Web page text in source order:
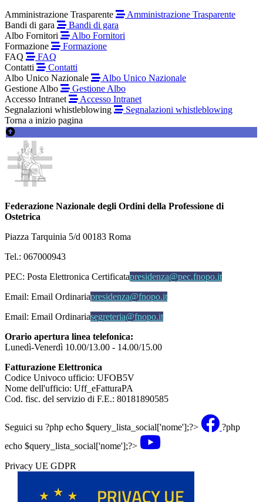
Amministrazione Trasparente
Amministrazione Trasparente
Bandi di gara
Bandi di gara
Albo Fornitori
Albo Fornitori
Formazione
Formazione
FAQ
FAQ
Contatti
Contatti
Albo Unico Nazionale
Albo Unico Nazionale
Gestione Albo
Gestione Albo
Accesso Intranet
Accesso Intranet
Segnalazioni whistleblowing
Segnalazioni whistleblowing
Torna a inizio pagina
Federazione Nazionale degli Ordini della Professione di
Ostetrica
Piazza Tarquinia 5/d 00183 Roma
Tel.: 067000943
PEC: Posta Elettronica Certificatapresidenza@pec.fnopo.it
Email: Email Ordinariapresidenza@fnopo.it
Email: Email Ordinariasegreteria@fnopo.it
Orario apertura linea telefonica:
Lunedì-Venerdì 10.00/13.00 - 14.00/15.00
Fatturazione Elettronica
Codice Univoco ufficio: UFOB5V
Nome dell'ufficio: Uff_eFatturaPA
Cod. fisc. del servizio di F.E.: 80181890585
Seguici su ?php echo $query_lista_social['nome'];?>
?php
echo $query_lista_social['nome'];?>
Privacy UE GDPR